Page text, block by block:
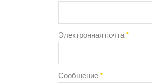
Электронная почта *
Сообщение *